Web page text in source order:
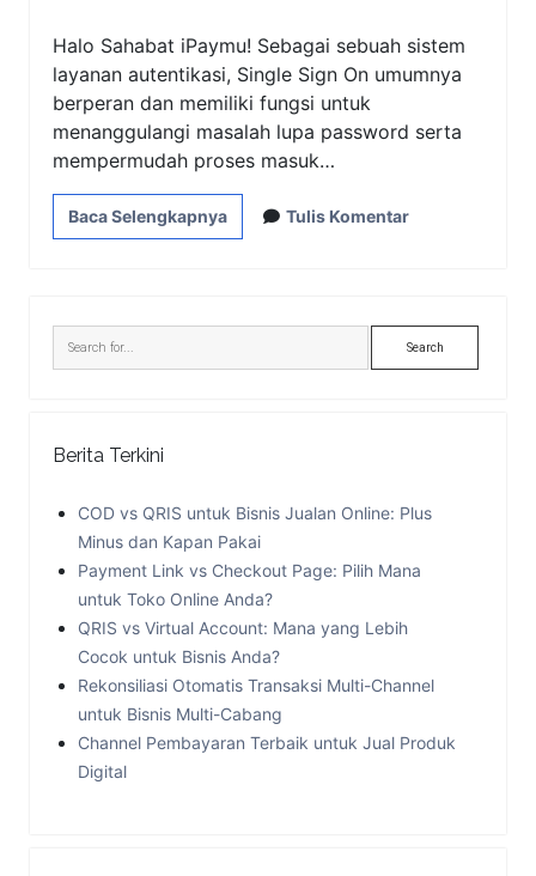
Halo Sahabat iPaymu! Sebagai sebuah sistem
layanan autentikasi, Single Sign On umumnya
berperan dan memiliki fungsi untuk
menanggulangi masalah lupa password serta
mempermudah proses masuk…
Baca Selengkapnya Tulis Komentar
Sidebar Search
Berita Terkini
COD vs QRIS untuk Bisnis Jualan Online: Plus
Minus dan Kapan Pakai
Payment Link vs Checkout Page: Pilih Mana
untuk Toko Online Anda?
QRIS vs Virtual Account: Mana yang Lebih
Cocok untuk Bisnis Anda?
Rekonsiliasi Otomatis Transaksi Multi-Channel
untuk Bisnis Multi-Cabang
Channel Pembayaran Terbaik untuk Jual Produk
Digital